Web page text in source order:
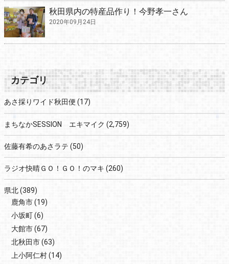
秋田県内の特産品作り！今野孝一さん
2020年09月24日
カテゴリ
あさ採りワイド秋田便 (17)
まちなかSESSION エキマイク (2,759)
佐藤有希のあさラテ (50)
ラジオ快晴ＧＯ！ＧＯ！のマキ (260)
県北(389)
鹿角市(19)
小坂町(6)
大館市(67)
北秋田市(63)
上小阿仁村(14)